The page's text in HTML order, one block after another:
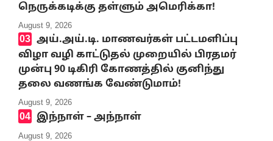
நெருக்கடிக்கு தள்ளும் அமெரிக்கா!
August 9, 2026
அய்.அய்.டி. மாணவர்கள் பட்டமளிப்பு
விழா வழி காட்டுதல் முறையில் பிரதமர்
முன்பு 90 டிகிரி கோணத்தில் குனிந்து
தலை வணங்க வேண்டுமாம்!
August 9, 2026
இந்நாள் – அந்நாள்
August 9, 2026